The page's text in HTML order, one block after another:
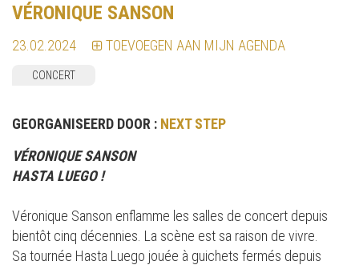
VÉRONIQUE SANSON
23.02.2024 TOEVOEGEN AAN MIJN AGENDA
CONCERT
GEORGANISEERD DOOR : NEXT STEP
VÉRONIQUE SANSON
HASTA LUEGO !
Véronique Sanson enflamme les salles de concert depuis
bientôt cinq décennies. La scène est sa raison de vivre.
Sa tournée Hasta Luego jouée à guichets fermés depuis